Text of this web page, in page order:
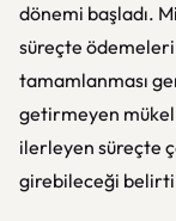
dönemi başladı.
süreçte
tamamlanması
getirmeyen
ilerleyen süreçte
girebileceği